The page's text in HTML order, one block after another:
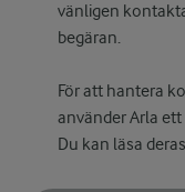
vänligen
begäran.
För att hantera
använder Arla
Du kan läsa